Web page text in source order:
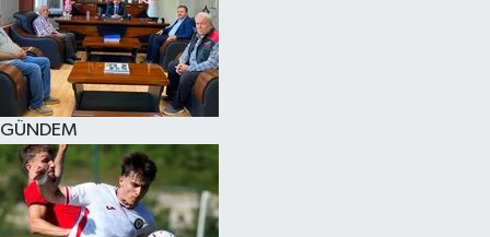
GÜNDEM
KÜLTÜR SANAT
MAGAZİN
SAĞLIK
SİYASET